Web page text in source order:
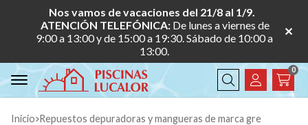
Nos vamos de vacaciones del 21/8 al 1/9.
ATENCIÓN TELEFÓNICA: De lunes a viernes de
9:00 a 13:00 y de 15:00 a 19:30. Sábado de 10:00 a
13:00.
Buscar
0
Inicio
repuestos depuradoras y mangueras de marca gre